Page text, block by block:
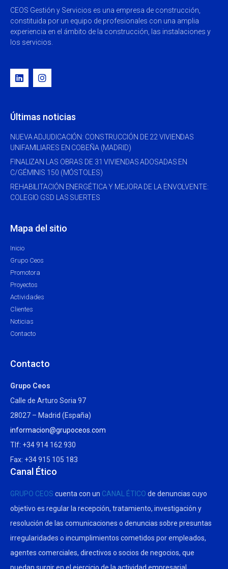
CEOS Gestión y Servicios es una empresa de construcción,
constituida por un equipo de profesionales con una amplia
experiencia en el ámbito de la construcción, las instalaciones y
los servicios.
Últimas noticias
NUEVA ADJUDICACIÓN: CONSTRUCCIÓN DE 22 VIVIENDAS
UNIFAMILIARES EN COBEÑA (MADRID)
FINALIZAN LAS OBRAS DE 31 VIVIENDAS ADOSADAS EN
C/GÉMINIS 150 (MÓSTOLES)
REHABILITACIÓN ENERGÉTICA Y MEJORA DE LA ENVOLVENTE:
COLEGIO GSD LAS SUERTES
Mapa del sitio
Inicio
Grupo Ceos
Promotora
Proyectos
Actividades
Clientes
Noticias
Contacto
Contacto
Grupo Ceos
Calle de Arturo Soria 97
28027 – Madrid (España)
informacion@grupoceos.com
Tlf: +34 914 162 930
Fax: +34 915 105 183
Canal Ético
GRUPO CEOS cuenta con un CANAL ÉTICO de denuncias cuyo
objetivo es regular la recepción, tratamiento, investigación y
resolución de las comunicaciones o denuncias sobre presuntas
irregularidades o incumplimientos cometidos por empleados,
agentes comerciales, directivos o socios de negocios, que